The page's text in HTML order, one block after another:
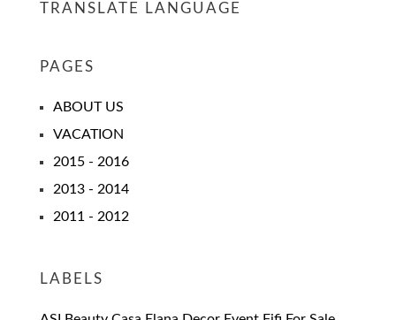
TRANSLATE LANGUAGE
PAGES
ABOUT US
VACATION
2015 - 2016
2013 - 2014
2011 - 2012
LABELS